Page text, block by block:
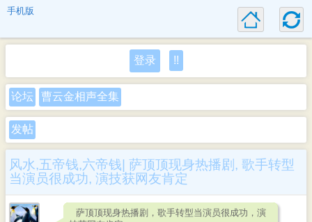
手机版
登录 !!
论坛 曹云金相声全集
发帖
风水,五帝钱,六帝钱| 萨顶顶现身热播剧, 歌手转型
当演员很成功, 演技获网友肯定
萨顶顶现身热播剧，歌手转型当演员很成功，演